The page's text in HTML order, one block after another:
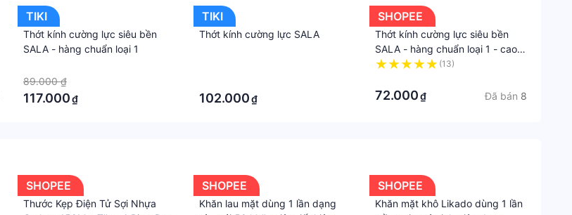
TIKI
Thớt kính cường lực siêu bền
SALA - hàng chuẩn loại 1
89.000 ₫
117.000₫
TIKI
Thớt kính cường lực SALA
102.000₫
SHOPEE
Thớt kính cường lực siêu bền
SALA - hàng chuẩn loại 1 - cao
cấp - cho nhà bếp sang
(13)
72.000₫ Đã bán 8
SHOPEE
Thước Kẹp Điện Tử Sợi Nhựa
SHOPEE
Khăn lau mặt dùng 1 lần dạng
SHOPEE
Khăn mặt khô Likado dùng 1 lần